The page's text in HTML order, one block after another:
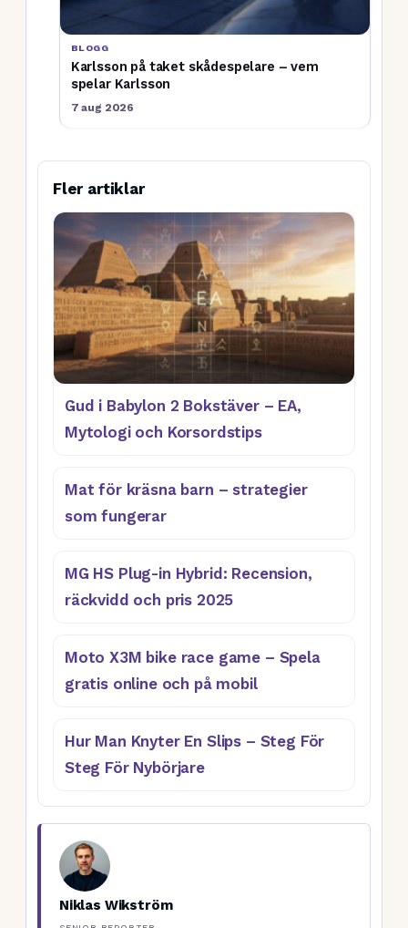
BLOGG
Karlsson på taket skådespelare – vem
spelar Karlsson
7 aug 2026
Fler artiklar
Gud i Babylon 2 Bokstäver – EA,
Mytologi och Korsordstips
Mat för kräsna barn – strategier
som fungerar
MG HS Plug-in Hybrid: Recension,
räckvidd och pris 2025
Moto X3M bike race game – Spela
gratis online och på mobil
Hur Man Knyter En Slips – Steg För
Steg För Nybörjare
Niklas Wikström